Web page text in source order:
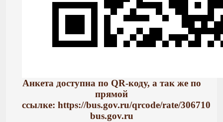
Анкета доступна по QR-коду, а так же по
прямой
ссылке: https://bus.gov.ru/qrcode/rate/306710
bus.gov.ru